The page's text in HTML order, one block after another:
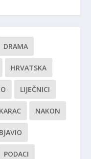
DRAMA
HRVATSKA
LIJEČNICI
NAKON
PODACI